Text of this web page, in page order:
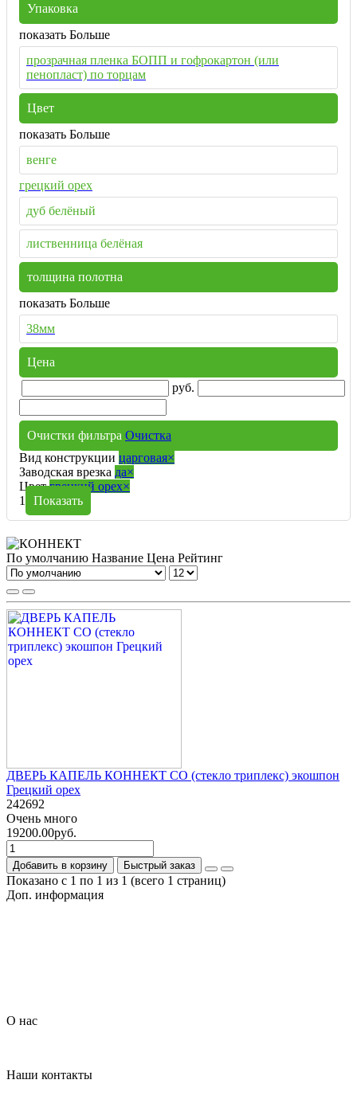
Упаковка
показать Больше
прозрачная пленка БОПП и гофрокартон (или
пенопласт) по торцам
Цвет
показать Больше
венге
грецкий орех
дуб белёный
лиственница белёная
толщина полотна
показать Больше
38мм
Цена
руб.
Очистки фильтра Очистка
Вид конструкции царговая×
Заводская врезка да×
Цвет грецкий орех×
1
Показать
По умолчанию Название Цена Рейтинг
ДВЕРЬ КАПЕЛЬ КОННЕКТ СО (стекло триплекс) экошпон
Грецкий орех
242692
Очень много
19200.00руб.
Добавить в корзину Быстрый заказ
Показано с 1 по 1 из 1 (всего 1 страниц)
Доп. информация
О нас
Наши контакты